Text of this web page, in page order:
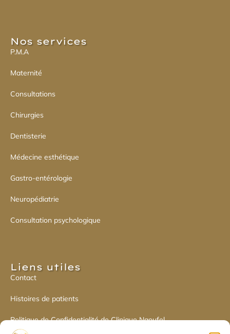
Nos services​
P.M.A
Maternité
Consultations
Chirurgies
Dentisterie
Médecine esthétique
Gastro-entérologie
Neuropédiatrie
Consultation psychologique
Liens utiles​
Contact
Histoires de patients
Politique de Confidentialité de Clinique Naoufel